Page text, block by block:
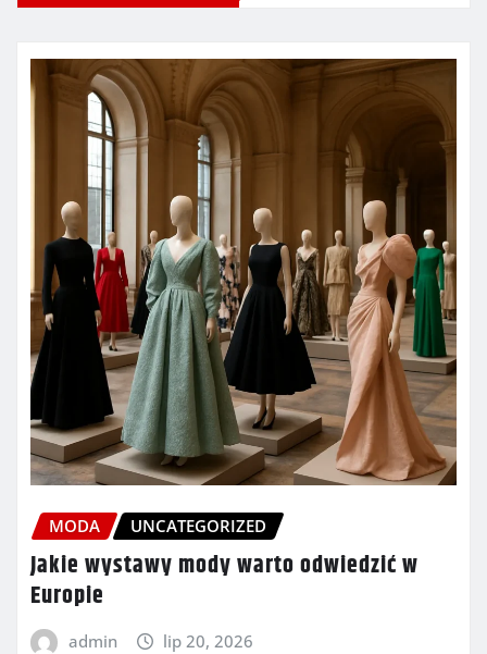
MODA UNCATEGORIZED
Jakie wystawy mody warto odwiedzić w
Europie
admin lip 20, 2026